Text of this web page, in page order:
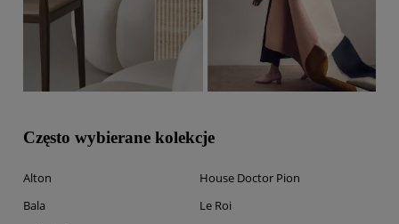
Często wybierane kolekcje
Alton
Bala
House Doctor Pion
Le Roi